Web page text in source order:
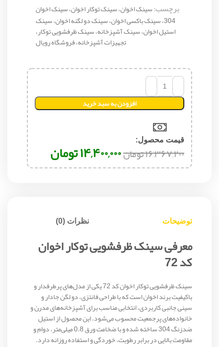
برچسب:سینک اخوان، سینک توکار اخوان، سینک اخوان
304، سینک باکسی اخوان، سینک دو لگنه اخوان، سینک
استیل اخوان، سینک آشپزخانه، سینک ظرفشویی توکار،
تجهیزات آشپزخانه، فروشگاه رویال
افزودن به سبد خرید
قیمت محصول:​
۱۶,۳۶۷,۲۰۰تومان۱۴,۴۰۰,۰۰۰تومان
توضیحات نظرات (0)
معرفی سینک ظرفشویی توکار اخوان
کد 72
سینک ظرفشویی توکار اخوان کد 72 یکی از مدل‌های پرطرفدار و
باکیفیت برند اخوان است که با طراحی فانتزی، دو لگن جادار و
سینی جانبی کاربردی، انتخابی مناسب برای آشپزخانه‌های مدرن و
خانواده‌های پرجمعیت محسوب می‌شود. این محصول از استیل
ضدزنگ 304 ساخته شده و با ضخامت ورق 0.8 میلی‌متر، دوام و
مقاومت بالایی در برابر رطوبت، خوردگی و استفاده روزانه دارد.